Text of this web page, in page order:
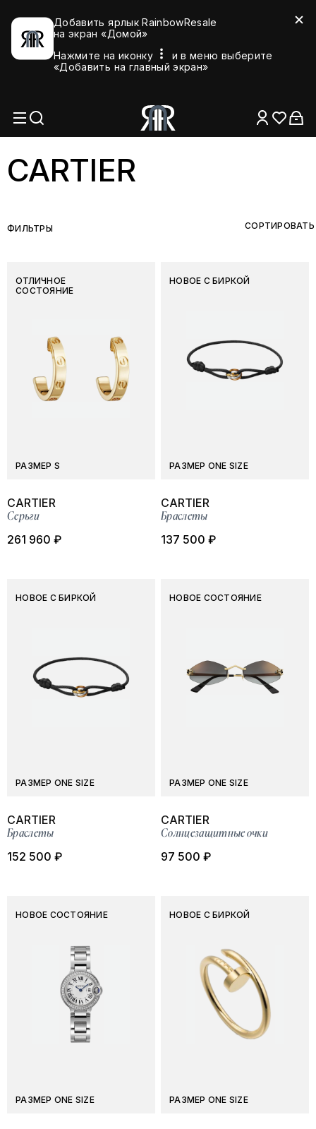
Добавить ярлык RainbowResale
на экран «Домой»
Нажмите на иконку
и в меню выберите
«Добавить на главный экран»
CARTIER
ФИЛЬТРЫ СОРТИРОВАТЬ
ОТЛИЧНОЕ
СОСТОЯНИЕ
РАЗМЕР S
CARTIER
Серьги
261 960 ₽
НОВОЕ С БИРКОЙ
РАЗМЕР ONE SIZE
CARTIER
Браслеты
137 500 ₽
НОВОЕ С БИРКОЙ
РАЗМЕР ONE SIZE
CARTIER
Браслеты
152 500 ₽
НОВОЕ СОСТОЯНИЕ
РАЗМЕР ONE SIZE
CARTIER
Солнцезащитные очки
97 500 ₽
НОВОЕ СОСТОЯНИЕ
РАЗМЕР ONE SIZE
НОВОЕ С БИРКОЙ
РАЗМЕР ONE SIZE